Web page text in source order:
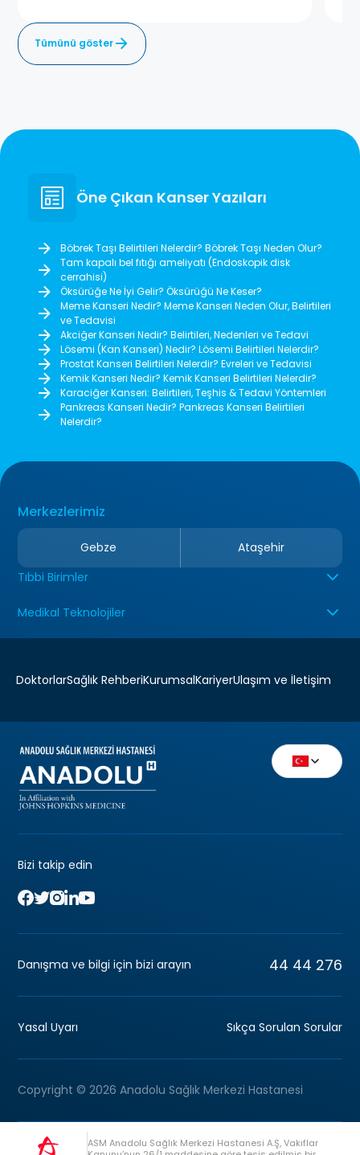
Tümünü göster
Öne Çıkan Kanser Yazıları
Böbrek Taşı Belirtileri Nelerdir? Böbrek Taşı Neden Olur?
Tam kapalı bel fıtığı ameliyatı (Endoskopik disk
cerrahisi)
Öksürüğe Ne İyi Gelir? Öksürüğü Ne Keser?
Meme Kanseri Nedir? Meme Kanseri Neden Olur, Belirtileri
ve Tedavisi
Akciğer Kanseri Nedir? Belirtileri, Nedenleri ve Tedavi
Lösemi (Kan Kanseri) Nedir? Lösemi Belirtileri Nelerdir?
Prostat Kanseri Belirtileri Nelerdir? Evreleri ve Tedavisi
Kemik Kanseri Nedir? Kemik Kanseri Belirtileri Nelerdir?
Karaciğer Kanseri: Belirtileri, Teşhis & Tedavi Yöntemleri
Pankreas Kanseri Nedir? Pankreas Kanseri Belirtileri
Nelerdir?
Merkezlerimiz
Gebze
Ataşehir
Tıbbi Birimler
Medikal Teknolojiler
DoktorlarSağlık RehberiKurumsalKariyerUlaşım ve İletişim
Bizi takip edin
Danışma ve bilgi için bizi arayın 44 44 276
Yasal Uyarı Sıkça Sorulan Sorular
Copyright © 2026 Anadolu Sağlık Merkezi Hastanesi
ASM Anadolu Sağlık Merkezi Hastanesi A.Ş, Vakıflar